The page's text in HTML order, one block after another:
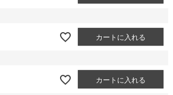
カートに入れる
カートに入れる